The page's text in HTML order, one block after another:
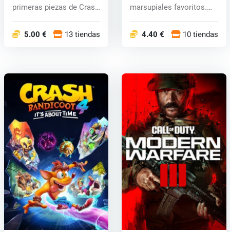
primeras piezas de Crash
5.00 € 13 tiendas
marsupiales favoritos.
4.40 € 10 tiendas